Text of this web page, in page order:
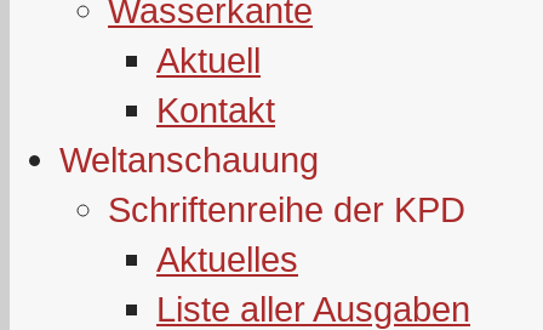
Wasserkante
Aktuell
Kontakt
Weltanschauung
Schriftenreihe der KPD
Aktuelles
Liste aller Ausgaben